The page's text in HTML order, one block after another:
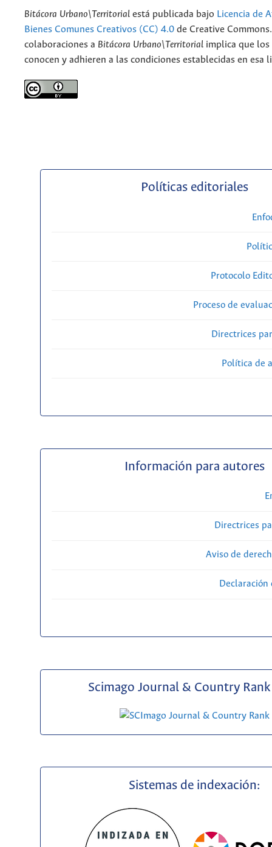
Bitácora Urbano\Territorial está publicada bajo Licencia de
Bienes Comunes Creativos (CC) 4.0 de Creative
colaboraciones a Bitácora Urbano\Territorial implica que los
conocen y adhieren a las condiciones establecidas en esa
Políticas editoriales
Protocolo
Proceso de
Directrices
Política de
Información para autores
Directrices
Aviso de
Scimago Journal & Country Rank
Sistemas de indexación: